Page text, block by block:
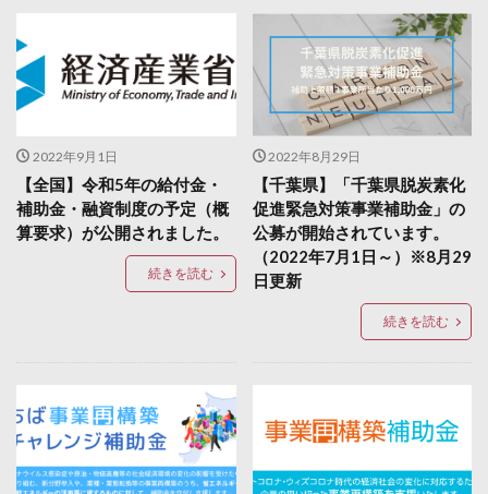
2022年9月1日
【全国】令和5年の給付金・
補助金・融資制度の予定（概
算要求）が公開されました。
続きを読む
2022年8月29日
【千葉県】「千葉県脱炭素化
促進緊急対策事業補助金」の
公募が開始されています。
（2022年7月1日～）※8月29
日更新
続きを読む